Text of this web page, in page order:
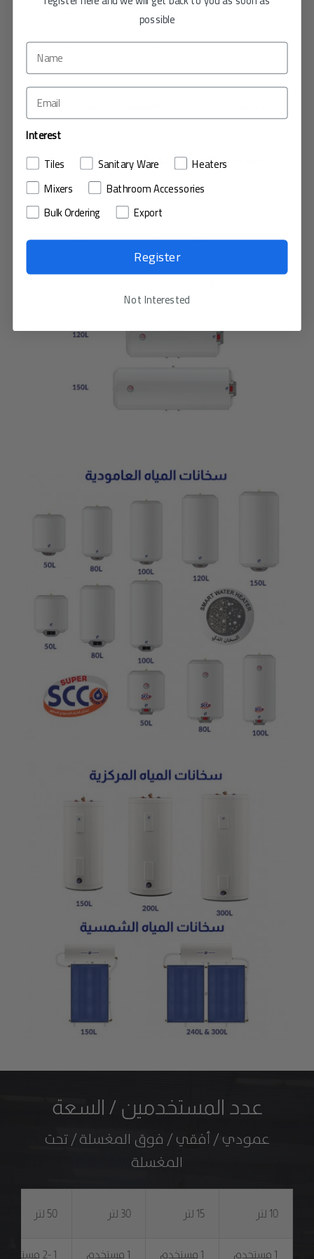
عدد المستخدمين / السعة
عمودي / أفقي / فوق المغسلة / تحت
المغسلة
10 لتر 15 لتر 30 لتر 50 لتر
1 مستخدم 1 مستخدم 1 مستخدم 1 -2 مستخدم
possible
Interest
Tiles Sanitary Ware Heaters
Mixers
Bathroom Accessories
Bulk Ordering
Export
Register
Not Interested